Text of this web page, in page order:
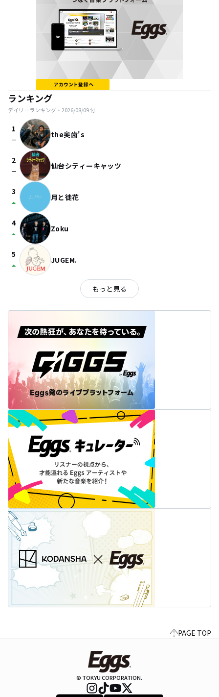
ランキング
デイリーランキング・ 2026/08/09付
1
check_indeterminate_small the奥歯's
2
check_indeterminate_small 仙台シティーキャッツ
3
arrow_drop_up 月と徒花
4
arrow_drop_up Zoku
5
arrow_drop_up JUGEM.
もっと見る
PAGE TOP
© TOKYU CORPORATION.